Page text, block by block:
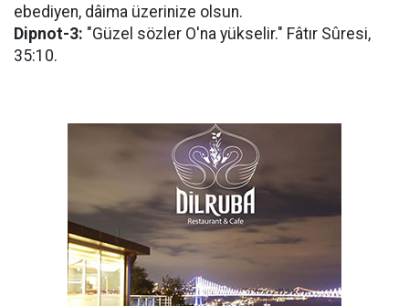
ebediyen, dâima üzerinize olsun.
Dipnot-3: "Güzel sözler O'na yükselir." Fâtır Sûresi,
35:10.